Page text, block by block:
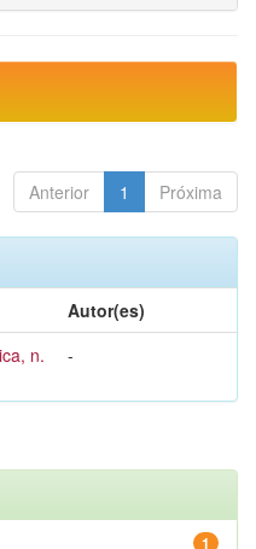
Anterior 1 Próxima
Autor(es)
n.
-
1